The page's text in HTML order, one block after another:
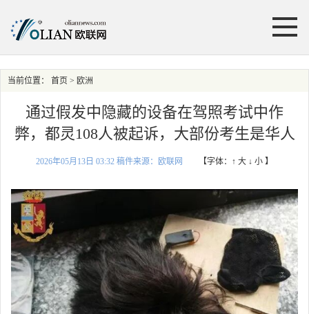
当前位置： 首页 > 欧洲
通过假发中隐藏的设备在驾照考试中作
弊，都灵108人被起诉，大部份考生是华人
2026年05月13日 03:32 稿件来源：欧联网 【字体： ↑ 大 ↓ 小 】